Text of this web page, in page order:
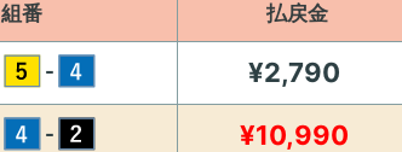
組番
払戻金
- ¥2,790
- ¥10,990